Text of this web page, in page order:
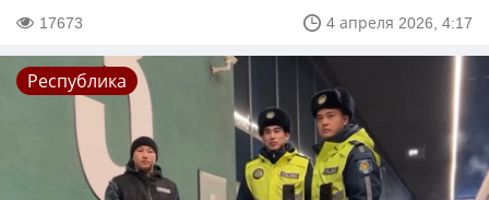
17673 4 апреля 2026, 4:17
Республика